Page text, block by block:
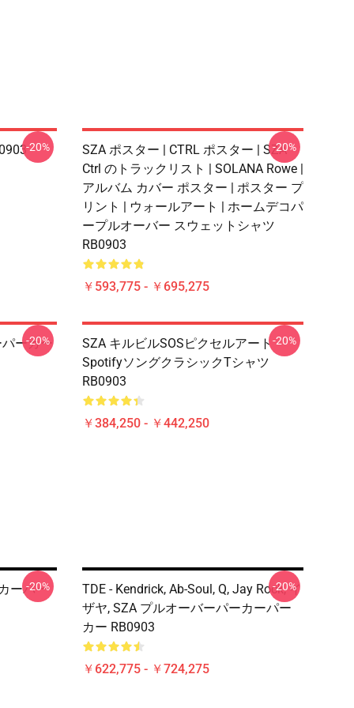
-20%
SZA ポスター | CTRL ポスター | SZA
Ctrl のトラックリスト | SOLANA Rowe |
アルバム カバー ポスター | ポスター プ
リント | ウォールアート | ホームデコパ
ープルオーバー スウェットシャツ
RB0903
￥593,775 - ￥695,275
-20%
ーカー
-20%
SZA キルビルSOSピクセルアート
SpotifyソングクラシックTシャツ
RB0903
￥384,250 - ￥442,250
-20%
ーパー
-20%
TDE - Kendrick, Ab-Soul, Q, Jay Rock, イ
ザヤ, SZA プルオーバーパーカーパー
カー RB0903
￥622,775 - ￥724,275
-20%